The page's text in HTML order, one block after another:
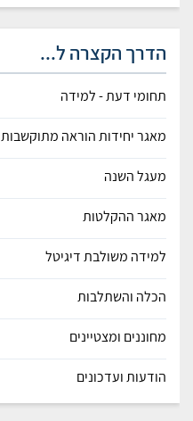
הדרך הקצרה ל...
תחומי דעת - למידה
מאגר יחידות הוראה מתוקשבות
מעגל השנה
מאגר ההקלטות
למידה משולבת דיגיטל
הכלה והשתלבות
מחוננים ומצטיינים
הודעות ועדכונים